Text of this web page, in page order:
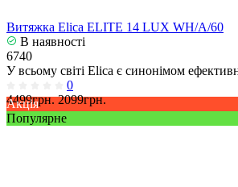
Витяжка Elica ELITE 14 LUX WH/A/60
В наявності
6740
У всьому світі Elica є синонімом
0
4499грн. 2099грн.
Акція
Популярне